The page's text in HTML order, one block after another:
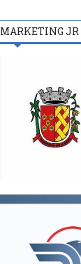
MARKETING JR